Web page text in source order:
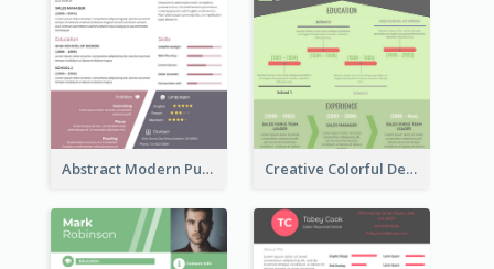
Abstract Modern Purple Resume Creative Colorful Designer Resume